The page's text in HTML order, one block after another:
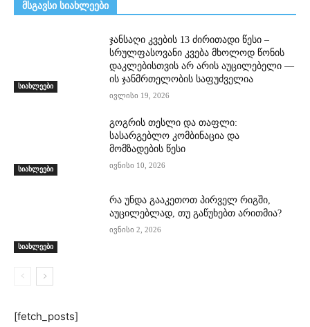
მსგავსი სიახლეები
სიახლეები
ჯანსაღი კვების 13 ძირითადი წესი –
სრულფასოვანი კვება მხოლოდ წონის
დაკლებისთვის არ არის აუცილებელი —
ის ჯანმრთელობის საფუძველია
ივლისი 19, 2026
სიახლეები
გოგრის თესლი და თაფლი:
სასარგებლო კომბინაცია და
მომზადების წესი
ივნისი 10, 2026
სიახლეები
რა უნდა გააკეთოთ პირველ რიგში,
აუცილებლად, თუ გაწუხებთ არითმია?
ივნისი 2, 2026
[fetch_posts]